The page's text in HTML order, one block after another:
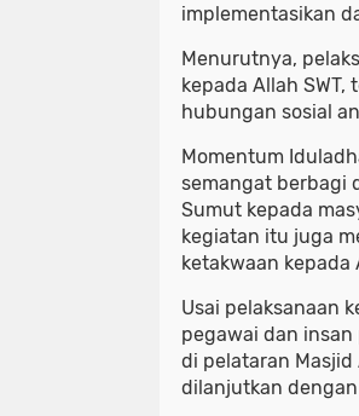
implementasikan
Menurutnya,
kepada Allah
hubungan sosial
Momentum
semangat berbagi
Sumut kepada
kegiatan itu juga
ketakwaan kepada
Usai pelaksanaan
pegawai dan
di pelataran
dilanjutkan